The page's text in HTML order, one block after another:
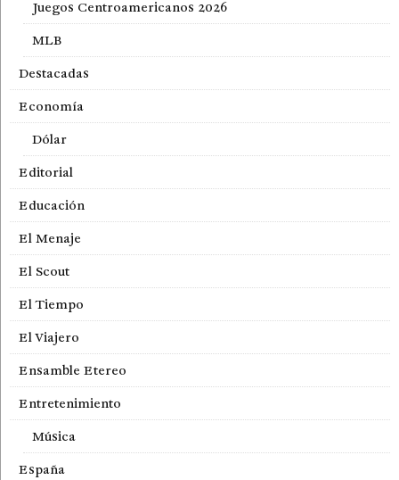
Juegos Centroamericanos 2026
MLB
Destacadas
Economía
Dólar
Editorial
Educación
El Menaje
El Scout
El Tiempo
El Viajero
Ensamble Etereo
Entretenimiento
Música
España